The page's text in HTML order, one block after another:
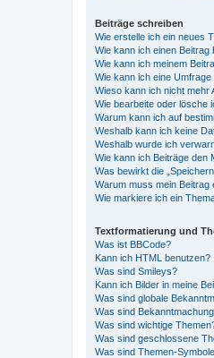
Beiträge schreiben
Wie erstelle ich ein neues
Wie kann ich einen
Wie kann ich meinem
Wie kann ich eine Umfrage
Wieso kann ich nicht mehr
Wie bearbeite oder lösche
Warum kann ich auf
Weshalb kann ich keine
Weshalb wurde ich
Wie kann ich Beiträge den
Was bewirkt die
Warum muss mein Beitrag
Wie markiere ich ein
Textformatierung und
Was ist BBCode?
Kann ich HTML benutzen?
Was sind Smileys?
Kann ich Bilder in meine
Was sind globale
Was sind
Was sind wichtige
Was sind geschlossene
Was sind Themen-